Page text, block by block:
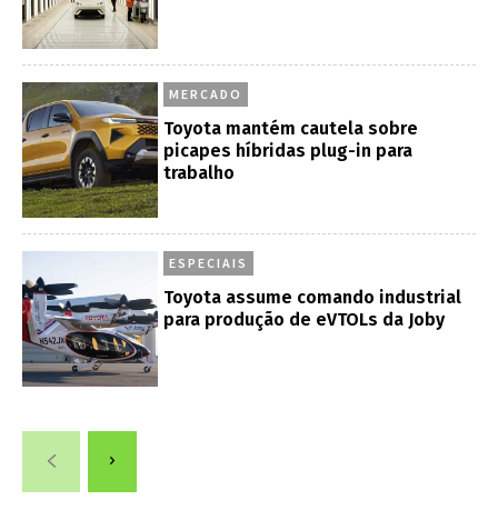
MERCADO
Toyota mantém cautela sobre
picapes híbridas plug-in para
trabalho
ESPECIAIS
Toyota assume comando industrial
para produção de eVTOLs da Joby